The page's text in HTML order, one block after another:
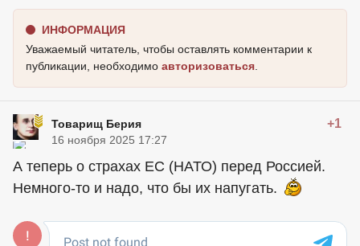
ИНФОРМАЦИЯ
Уважаемый читатель, чтобы оставлять комментарии к
публикации, необходимо авторизоваться
Товарищ Берия +1
16 ноября 2025 17:27
А теперь о страхах ЕС (НАТО) перед Россией.
Немного-то и надо, что бы их напугать.